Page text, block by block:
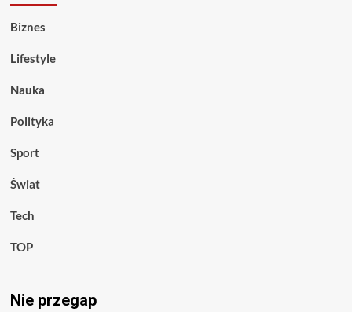
Biznes
Lifestyle
Nauka
Polityka
Sport
Świat
Tech
TOP
Nie przegap